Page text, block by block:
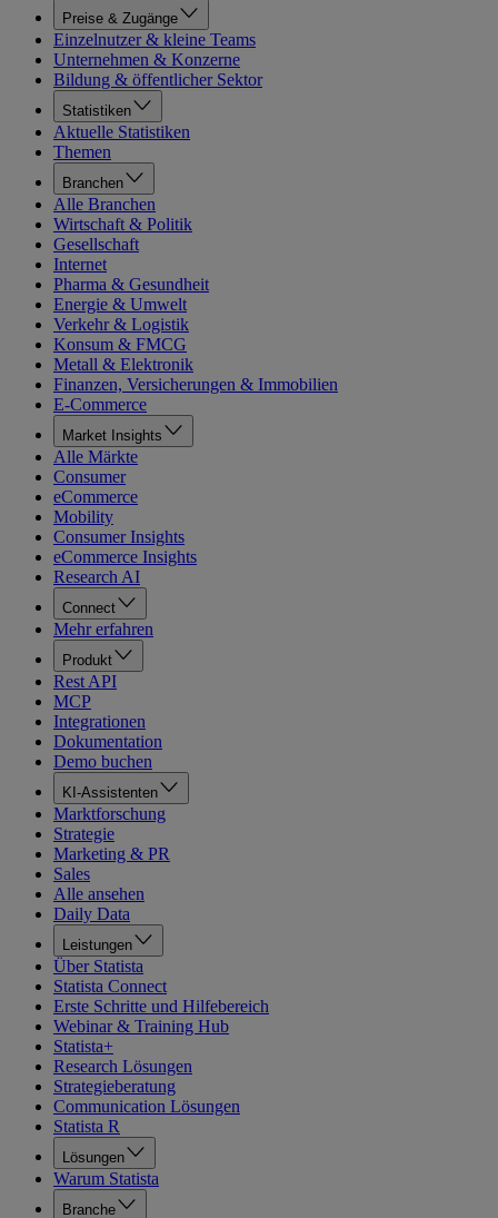
Preise & Zugänge
Einzelnutzer & kleine Teams
Unternehmen & Konzerne
Bildung & öffentlicher Sektor
Statistiken
Aktuelle Statistiken
Themen
Branchen
Alle Branchen
Wirtschaft & Politik
Gesellschaft
Internet
Pharma & Gesundheit
Energie & Umwelt
Verkehr & Logistik
Konsum & FMCG
Metall & Elektronik
Finanzen, Versicherungen & Immobilien
E-Commerce
Market Insights
Alle Märkte
Consumer
eCommerce
Mobility
Consumer Insights
eCommerce Insights
Research AI
Connect
Mehr erfahren
Produkt
Rest API
MCP
Integrationen
Dokumentation
Demo buchen
KI-Assistenten
Marktforschung
Strategie
Marketing & PR
Sales
Alle ansehen
Daily Data
Leistungen
Über Statista
Statista Connect
Erste Schritte und Hilfebereich
Webinar & Training Hub
Statista+
Research Lösungen
Strategieberatung
Communication Lösungen
Statista R
Lösungen
Warum Statista
Branche